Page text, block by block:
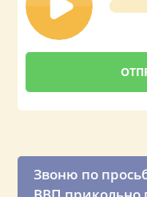
Звоню по